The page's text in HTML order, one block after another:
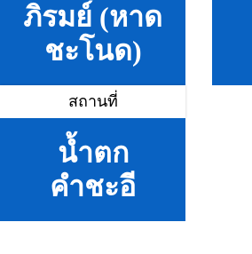
ภิรมย์ (หาด
ชะโนด)
สถานที่
น้ำตก
คำชะอี